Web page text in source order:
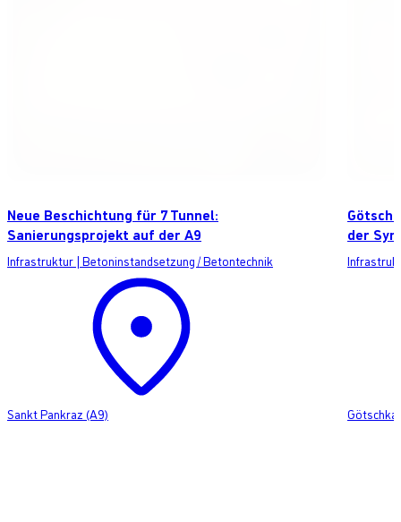
Neue Beschichtung für 7 Tunnel:
Sanierungsprojekt auf der A9
Infrastruktur | Betoninstandsetzung / Betontechnik
Sankt Pankraz (A9)
der
Götschka